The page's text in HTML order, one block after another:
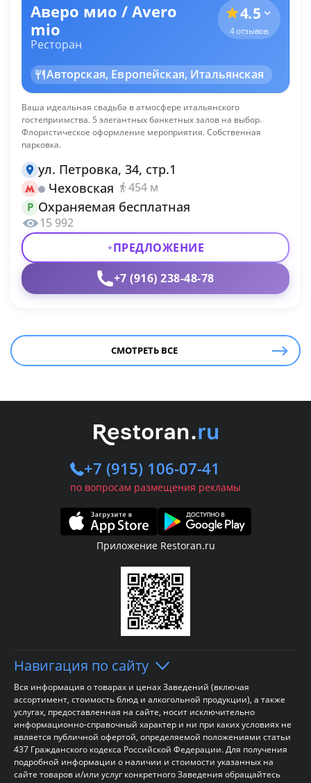
Аверо мио / Avero
mio
Ресторан
4.5
4 отзывов
Авторская, Европейская, Итальянская
Ваша идеальная свадьба в атмосфере итальянского
гостеприимства. 5 элегантных банкетных залов на выбор.
Флористическое оформление мероприятия. Собственная
парковка.
ул. Петровка, 34, стр.1
Чеховская
454 м
P Охраняемая бесплатная
15 992
ПРЕДЛОЖЕНИЕ
+7 (916) 238-48-78
СМОТРЕТЬ ВСЕ
+7 (915) 106-07-41
по вопросам размещения рекламы
Приложение Restoran.ru
Навигация по сайту
Вся информация о товарах и ценах Заведений (включая
ассортимент, стоимость блюд и алкогольной продукции), а также
услугах, предоставленная на сайте, носит исключительно
информационно-справочный характер и ни при каких условиях не
является публичной офертой, определяемой положениями статьи
437 Гражданского кодекса Российской Федерации. Для получения
подробной информации о наличии и стоимости указанных на
сайте товаров и/или услуг конкретного Заведения обращайтесь